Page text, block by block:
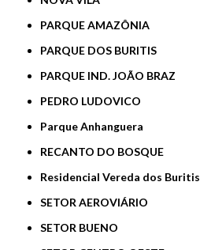
PARQUE AMAZÔNIA
PARQUE DOS BURITIS
PARQUE IND. JOÃO BRAZ
PEDRO LUDOVICO
Parque Anhanguera
RECANTO DO BOSQUE
Residencial Vereda dos Buritis
SETOR AEROVIÁRIO
SETOR BUENO